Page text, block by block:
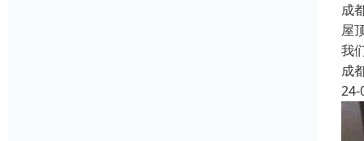
成
屋
我
成
24-